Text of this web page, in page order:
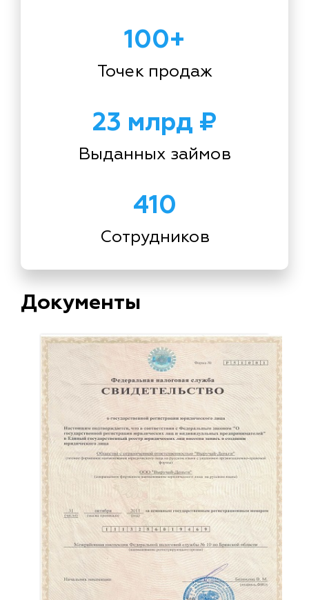
100+
Точек продаж
23 млрд ₽
Выданных займов
410
Сотрудников
Документы